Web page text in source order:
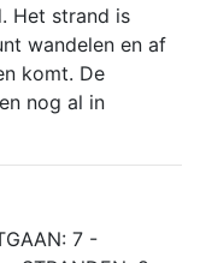
Het strand is
wandelen en af
komt. De
nog al in
7 -